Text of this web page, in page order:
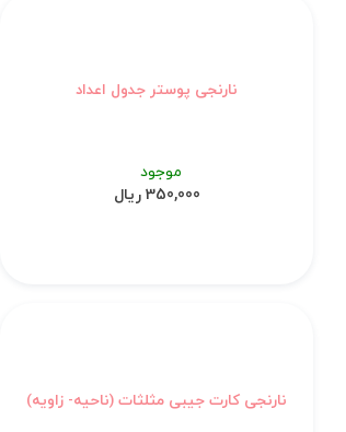
نارنجی پوستر جدول اعداد
موجود
350,000 ریال
نارنجی کارت جیبی مثلثات (ناحیه- زاویه)